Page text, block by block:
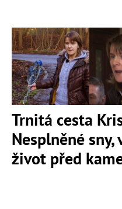
Trnitá cesta
Nesplněné
život před